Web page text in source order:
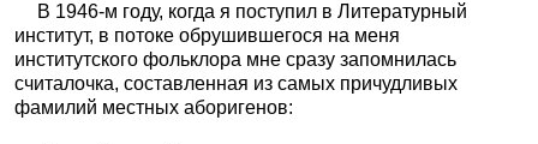
В 1946-м году, когда я поступил в Литературный
институт, в потоке обрушившегося на меня
институтского фольклора мне сразу запомнилась
считалочка, составленная из самых причудливых
фамилий местных аборигенов: